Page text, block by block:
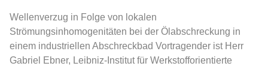
Mitgliedschaft
Wellenverzug in Folge von lokalen
Strömungsinhomogenitäten bei der Ölabschreckung in
einem industriellen Abschreckbad Vortragender ist Herr
Gabriel Ebner, Leibniz-Institut für Werkstofforientierte